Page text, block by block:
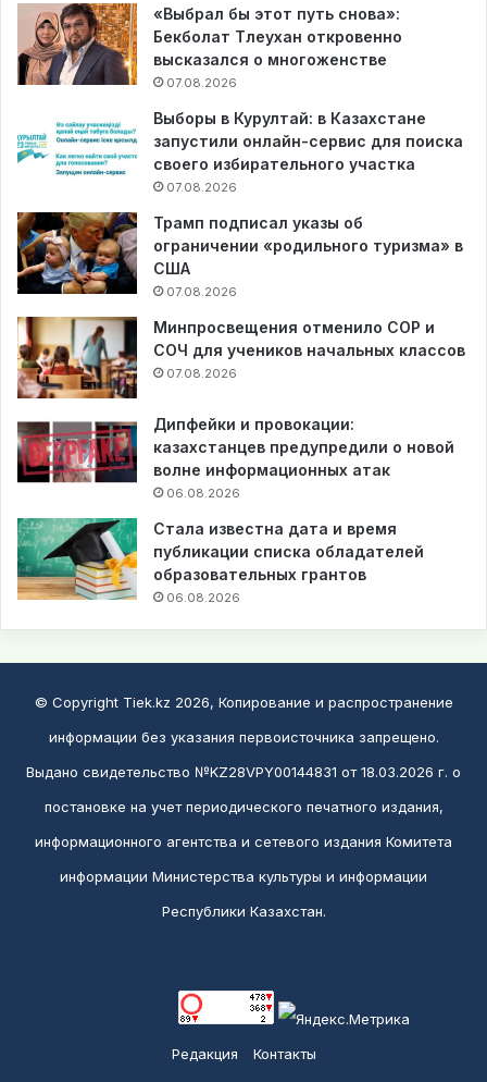
«Выбрал бы этот путь снова»:
Бекболат Тлеухан откровенно
высказался о многоженстве
07.08.2026
Выборы в Курултай: в Казахстане
запустили онлайн-сервис для поиска
своего избирательного участка
07.08.2026
Трамп подписал указы об
ограничении «родильного туризма» в
США
07.08.2026
Минпросвещения отменило СОР и
СОЧ для учеников начальных классов
07.08.2026
Дипфейки и провокации:
казахстанцев предупредили о новой
волне информационных атак
06.08.2026
Стала известна дата и время
публикации списка обладателей
образовательных грантов
06.08.2026
© Copyright Tiek.kz 2026, Копирование и распространение
информации без указания первоисточника запрещено.
Выдано свидетельство №KZ28VPY00144831 от 18.03.2026 г. о
постановке на учет периодического печатного издания,
информационного агентства и сетевого издания Комитета
информации Министерства культуры и информации
Республики Казахстан.
Редакция Контакты